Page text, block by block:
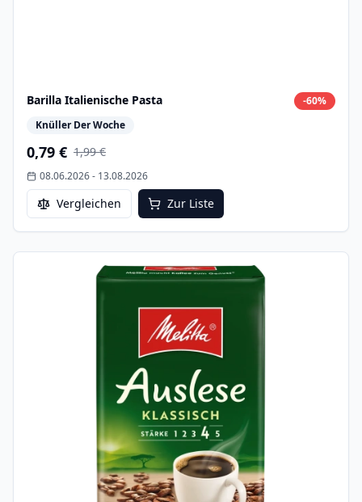
Barilla Italienische Pasta -60%
Knüller Der Woche
0,79 € 1,99 €
08.06.2026- 13.08.2026
Vergleichen Zur Liste